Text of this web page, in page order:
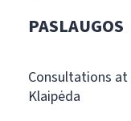
PASLAUGOS
Consultations
Klaipėda